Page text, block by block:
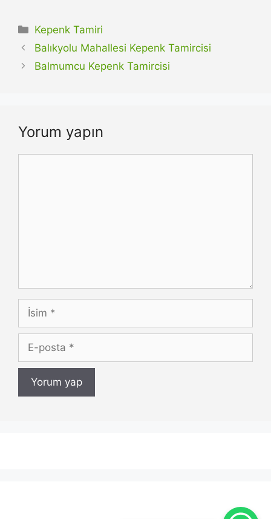
Kategoriler
Kepenk Tamiri
Balıkyolu Mahallesi Kepenk Tamircisi
Balmumcu Kepenk Tamircisi
Yorum yapın
İsim
posta